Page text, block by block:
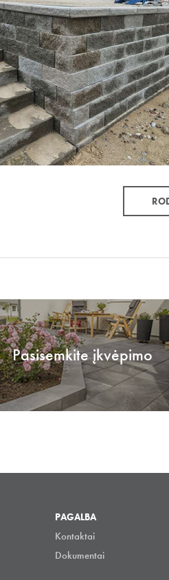
Pasisemkite įkvėpimo
PAGALBA
Kontaktai
Dokumentai